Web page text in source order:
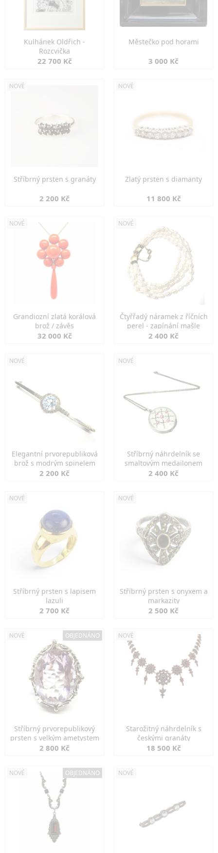
Kulhánek Oldřich -
Rozcvička
22 700 Kč
Městečko pod horami
3 000 Kč
NOVÉ
Stříbrný prsten s granáty
2 200 Kč
NOVÉ
Zlatý prsten s diamanty
11 800 Kč
NOVÉ
Grandiozní zlatá korálová
brož / závěs
32 000 Kč
NOVÉ
Čtyřřadý náramek z říčních
perel - zapínání mašle
2 400 Kč
NOVÉ
Elegantní prvorepubliková
brož s modrým spinelem
2 200 Kč
NOVÉ
Stříbrný náhrdelník se
smaltovým medailonem
2 400 Kč
NOVÉ
Stříbrný prsten s lapisem
lazuli
2 700 Kč
NOVÉ
Stříbrný prsten s onyxem a
markazity
2 500 Kč
NOVÉ OBJEDNÁNO
Stříbrný prvorepublikový
prsten s velkým ametystem
2 800 Kč
NOVÉ
Starožitný náhrdelník s
českými granáty
18 500 Kč
NOVÉ OBJEDNÁNO NOVÉ